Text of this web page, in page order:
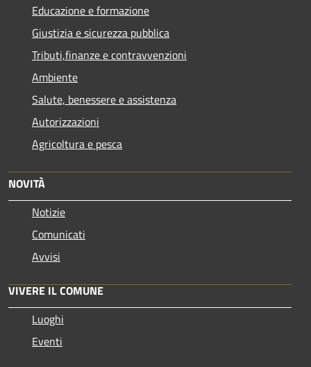
Educazione e formazione
Giustizia e sicurezza pubblica
Tributi,finanze e contravvenzioni
Ambiente
Salute, benessere e assistenza
Autorizzazioni
Agricoltura e pesca
NOVITÀ
Notizie
Comunicati
Avvisi
VIVERE IL COMUNE
Luoghi
Eventi